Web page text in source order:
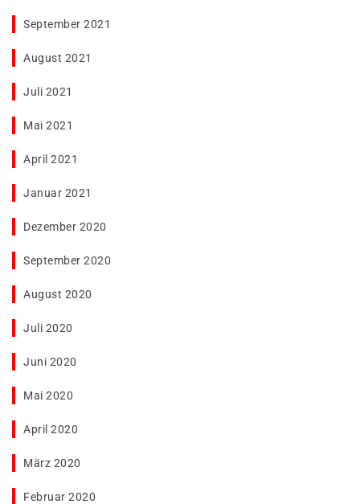
September 2021
August 2021
Juli 2021
Mai 2021
April 2021
Januar 2021
Dezember 2020
September 2020
August 2020
Juli 2020
Juni 2020
Mai 2020
April 2020
März 2020
Februar 2020